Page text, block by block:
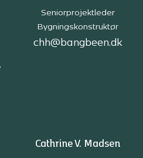
Seniorprojektleder
Bygningskonstruktør
chh@bangbeen.dk
Cathrine V. Madsen